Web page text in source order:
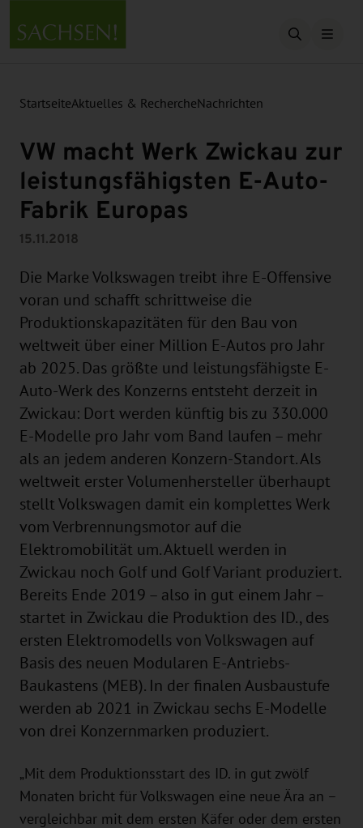
Suche
StartseiteAktuelles & RechercheNachrichten
VW macht Werk Zwickau zur
leistungsfähigsten E-Auto-
Fabrik Europas
15.11.2018
Die Marke Volkswagen treibt ihre E-Offensive
voran und schafft schrittweise die
Produktionskapazitäten für den Bau von
weltweit über einer Million E-Autos pro Jahr
ab 2025. Das größte und leistungsfähigste E-
Auto-Werk des Konzerns entsteht derzeit in
Zwickau: Dort werden künftig bis zu 330.000
E-Modelle pro Jahr vom Band laufen – mehr
als an jedem anderen Konzern-Standort. Als
weltweit erster Volumenhersteller überhaupt
stellt Volkswagen damit ein komplettes Werk
vom Verbrennungsmotor auf die
Elektromobilität um. Aktuell werden in
Zwickau noch Golf und Golf Variant produziert.
Bereits Ende 2019 – also in gut einem Jahr –
startet in Zwickau die Produktion des ID., des
ersten Elektromodells von Volkswagen auf
Basis des neuen Modularen E-Antriebs-
Baukastens (MEB). In der finalen Ausbaustufe
werden ab 2021 in Zwickau sechs E-Modelle
von drei Konzernmarken produziert.
„Mit dem Produktionsstart des ID. in gut zwölf
Monaten bricht für Volkswagen eine neue Ära an –
vergleichbar mit dem ersten Käfer oder dem ersten